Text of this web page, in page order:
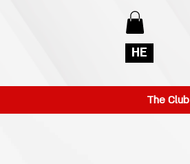
HE
The Club